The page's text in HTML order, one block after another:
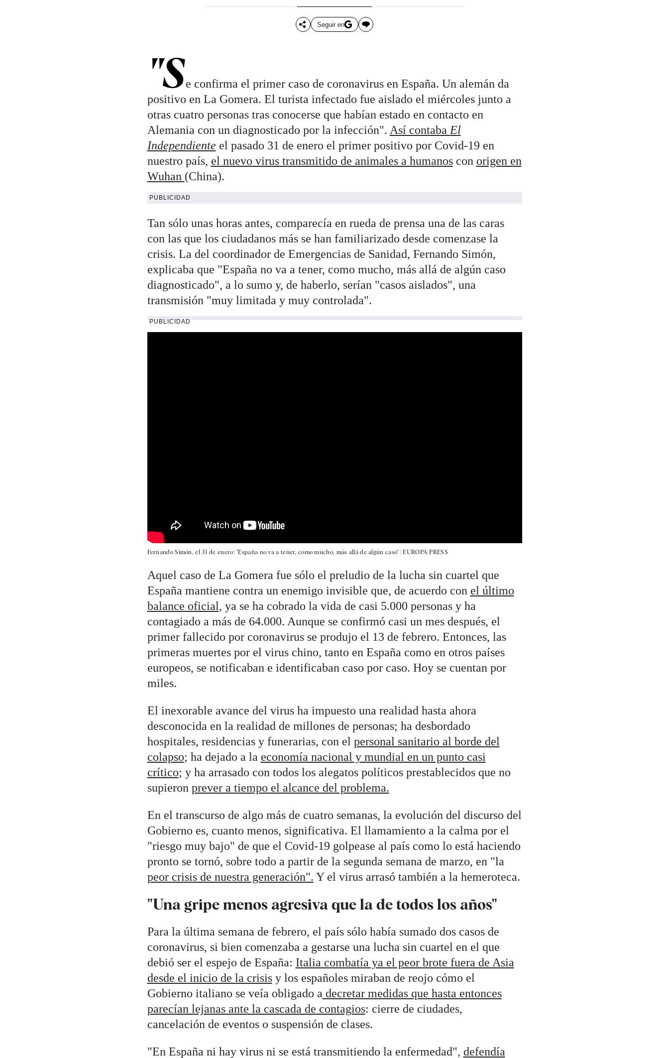
Seguir en
"Se confirma el primer caso de coronavirus en España. Un alemán da
positivo en La Gomera. El turista infectado fue aislado el miércoles junto a
otras cuatro personas tras conocerse que habían estado en contacto en
Alemania con un diagnosticado por la infección". Así contaba El
Independiente el pasado 31 de enero el primer positivo por Covid-19 en
nuestro país, el nuevo virus transmitido de animales a humanoscon origen en
Wuhan (China).
PUBLICIDAD
Tan sólo unas horas antes, comparecía en rueda de prensa una de las caras
con las que los ciudadanos más se han familiarizado desde comenzase la
crisis. La del coordinador de Emergencias de Sanidad, Fernando Simón,
explicaba que "España no va a tener, como mucho, más allá de algún caso
diagnosticado", a lo sumo y, de haberlo, serían "casos aislados", una
transmisión "muy limitada y muy controlada".
PUBLICIDAD
Fernando Simón, el 31 de enero: "España no va a tener, como mucho, más allá de algún caso" | EUROPA PRESS
Aquel caso de La Gomera fue sólo el preludio de la lucha sin cuartel que
España mantiene contra un enemigo invisible que, de acuerdo con el último
balance oficial, ya se ha cobrado la vida de casi 5.000 personas y ha
contagiado a más de 64.000. Aunque se confirmó casi un mes después, el
primer fallecido por coronavirus se produjo el 13 de febrero. Entonces, las
primeras muertes por el virus chino, tanto en España como en otros países
europeos, se notificaban e identificaban caso por caso. Hoy se cuentan por
miles.
El inexorable avance del virus ha impuesto una realidad hasta ahora
desconocida en la realidad de millones de personas; ha desbordado
hospitales, residencias y funerarias, con el personal sanitario al borde del
colapso; ha dejado a la economía nacional y mundial en un punto casi
crítico; y ha arrasado con todos los alegatos políticos prestablecidos que no
supieron prever a tiempo el alcance del problema.
En el transcurso de algo más de cuatro semanas, la evolución del discurso del
Gobierno es, cuanto menos, significativa. El llamamiento a la calma por el
"riesgo muy bajo" de que el Covid-19 golpease al país como lo está haciendo
pronto se tornó, sobre todo a partir de la segunda semana de marzo, en "la
peor crisis de nuestra generación". Y el virus arrasó también a la hemeroteca.
"Una gripe menos agresiva que la de todos los años"
Para la última semana de febrero, el país sólo había sumado dos casos de
coronavirus, si bien comenzaba a gestarse una lucha sin cuartel en el que
debió ser el espejo de España: Italia combatía ya el peor brote fuera de Asia
desde el inicio de la crisisy los españoles miraban de reojo cómo el
Gobierno italiano se veía obligado adecretar medidas que hasta entonces
parecían lejanas ante la cascada de contagios: cierre de ciudades,
cancelación de eventos o suspensión de clases.
"En España ni hay virus ni se está transmitiendo la enfermedad", defendía